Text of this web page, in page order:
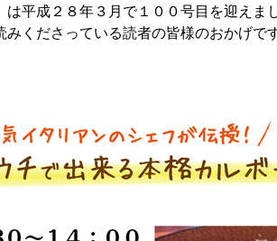
平成２８年３月で１００号目を迎えま
みくださっている読者の皆様のおかげ